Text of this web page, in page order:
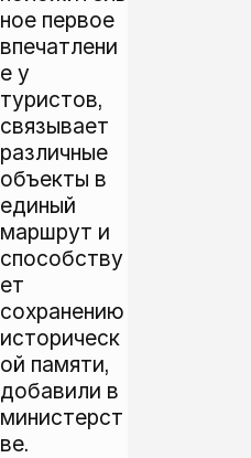
ное первое
впечатлени
е у
туристов,
связывает
различные
объекты в
единый
маршрут и
способству
ет
сохранению
историческ
ой памяти,
добавили в
министерст
ве.